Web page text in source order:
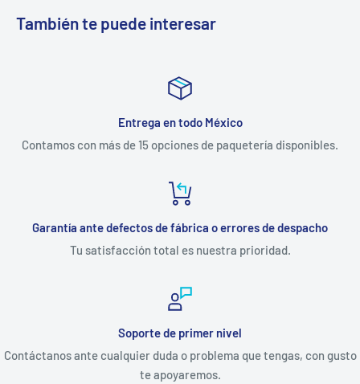
También te puede interesar
Entrega en todo México
Contamos con más de 15 opciones de paquetería disponibles.
Garantía ante defectos de fábrica o errores de despacho
Tu satisfacción total es nuestra prioridad.
Soporte de primer nivel
Contáctanos ante cualquier duda o problema que tengas, con gusto
te apoyaremos.